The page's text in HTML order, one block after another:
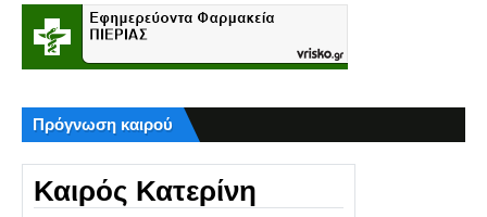
Πρόγνωση καιρού
Καιρός Κατερίνη